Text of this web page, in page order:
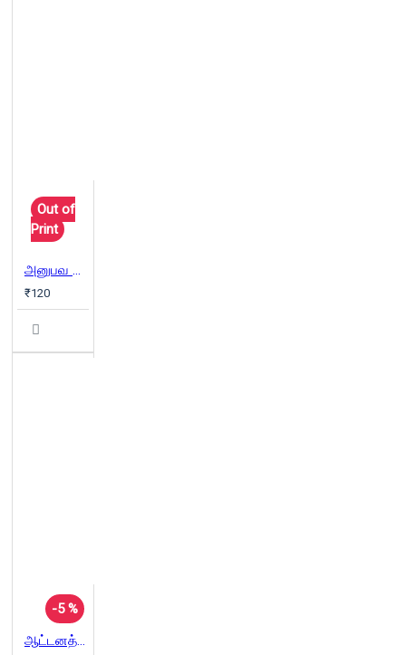
Out of
Print
அனுபவ மொழிகள்
₹120
-5 %
ஆட்டனத்தி ஆதிமந்தி